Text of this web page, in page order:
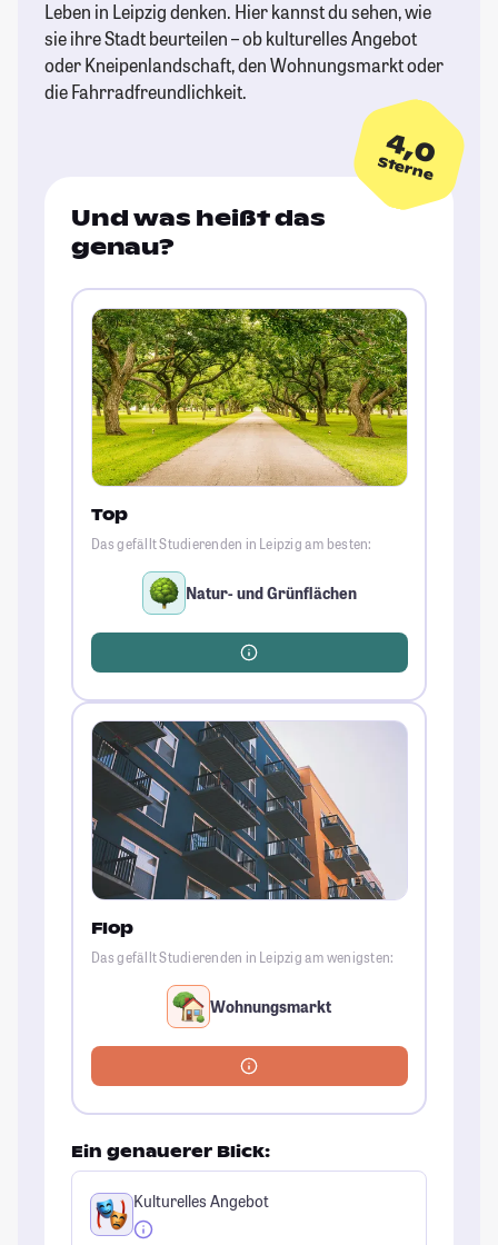
Leben in Leipzig denken. Hier kannst du sehen, wie
sie ihre Stadt beurteilen – ob kulturelles Angebot
oder Kneipenlandschaft, den Wohnungsmarkt oder
die Fahrradfreundlichkeit.
4,0
Sterne
Und was heißt das
genau?
Top
Das gefällt Studierenden in Leipzig am besten:
Natur- und Grünflächen
Flop
Das gefällt Studierenden in Leipzig am wenigsten:
Wohnungsmarkt
Ein genauerer Blick:
Kulturelles Angebot